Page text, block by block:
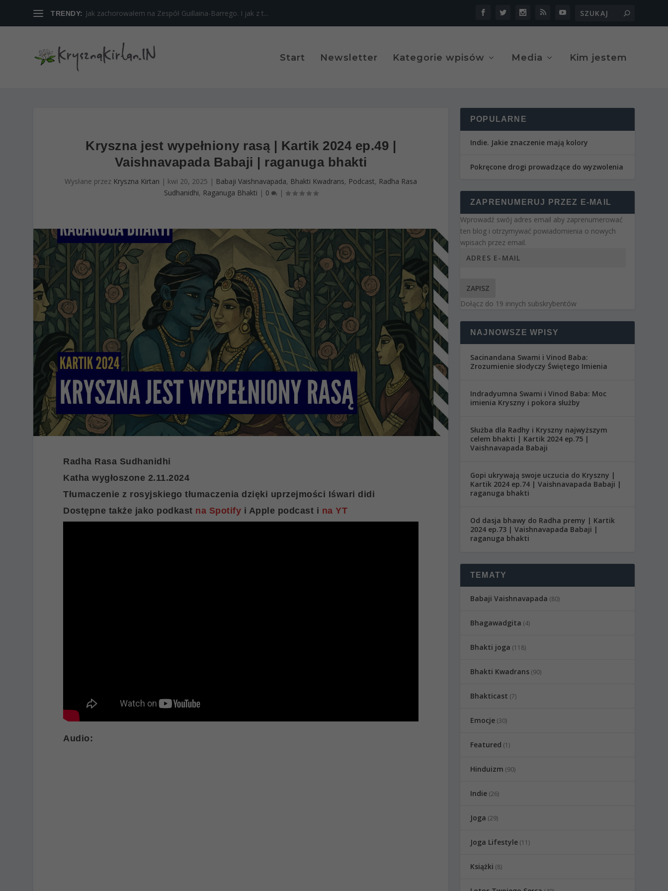
TRENDY: Jak zachorowałem na Zespół Guillaina-Barrego. I jak z t...
Start Newsletter Kategorie wpisów Media Kim jestem
Kryszna jest wypełniony rasą | Kartik 2024 ep.49 |
Vaishnavapada Babaji | raganuga bhakti
Wysłane przez Kryszna Kirtan | kwi 20, 2025 | Babaji Vaishnavapada, Bhakti Kwadrans, Podcast, Radha Rasa
Sudhanidhi, Raganuga Bhakti | 0 |
Radha Rasa Sudhanidhi
Katha wygłoszone 2.11.2024
Tłumaczenie z rosyjskiego tłumaczenia dzięki uprzejmości Iśwari didi
Dostępne także jako podkast na Spotify i Apple podcast i na YT
Audio:
POPULARNE
Indie. Jakie znaczenie mają kolory
Pokręcone drogi prowadzące do wyzwolenia
ZAPRENUMERUJ PRZEZ E-MAIL
Wprowadź swój adres email aby zaprenumerować
ten blog i otrzymywać powiadomienia o nowych
wpisach przez email.
ZAPISZ
Dołącz do 19 innych subskrybentów
NAJNOWSZE WPISY
Sacinandana Swami i Vinod Baba:
Zrozumienie słodyczy Świętego Imienia
Indradyumna Swami i Vinod Baba: Moc
imienia Kryszny i pokora służby
Służba dla Radhy i Kryszny najwyższym
celem bhakti | Kartik 2024 ep.75 |
Vaishnavapada Babaji
Gopi ukrywają swoje uczucia do Kryszny |
Kartik 2024 ep.74 | Vaishnavapada Babaji |
raganuga bhakti
Od dasja bhawy do Radha premy | Kartik
2024 ep.73 | Vaishnavapada Babaji |
raganuga bhakti
TEMATY
Babaji Vaishnavapada (80)
Bhagawadgita (4)
Bhakti joga (118)
Bhakti Kwadrans(90)
Bhakticast (7)
Emocje(30)
Featured (1)
Hinduizm (90)
Indie(26)
Joga (29)
Joga Lifestyle(11)
Książki (8)